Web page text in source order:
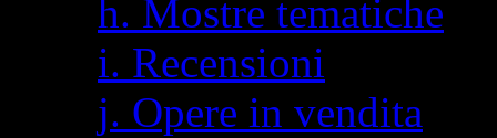
h. Mostre tematiche
i. Recensioni
j. Opere in vendita